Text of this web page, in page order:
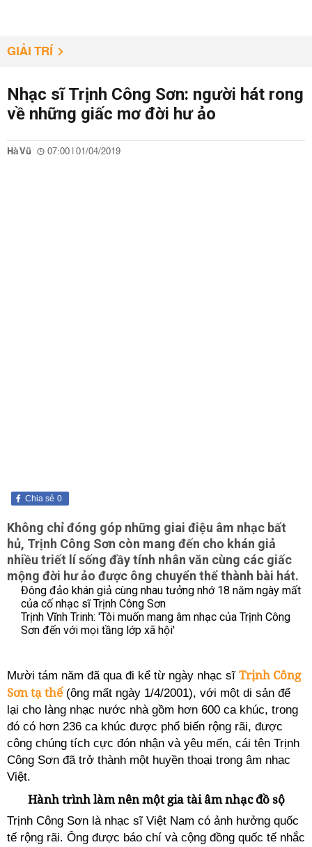
GIẢI TRÍ
Nhạc sĩ Trịnh Công Sơn: người hát rong
về những giấc mơ đời hư ảo
Hà Vũ 07:00 | 01/04/2019
0
Chia sẻ
Không chỉ đóng góp những giai điệu âm nhạc bất
hủ, Trịnh Công Sơn còn mang đến cho khán giả
nhiều triết lí sống đầy tính nhân văn cùng các giấc
mộng đời hư ảo được ông chuyển thể thành bài hát.
Đông đảo khán giả cùng nhau tưởng nhớ 18 năm ngày mất
của cố nhạc sĩ Trịnh Công Sơn
Trịnh Vĩnh Trinh: 'Tôi muốn mang âm nhạc của Trịnh Công
Sơn đến với mọi tầng lớp xã hội'
Mười tám năm đã qua đi kể từ ngày nhạc sĩ Trịnh Công
Sơn tạ thế (ông mất ngày 1/4/2001), với một di sản để
lại cho làng nhạc nước nhà gồm hơn 600 ca khúc, trong
đó có hơn 236 ca khúc được phổ biến rộng rãi, được
công chúng tích cực đón nhận và yêu mến, cái tên Trịnh
Công Sơn đã trở thành một huyền thoại trong âm nhạc
Việt.
Hành trình làm nên một gia tài âm nhạc đồ sộ
Trịnh Công Sơn là nhạc sĩ Việt Nam có ảnh hưởng quốc
tế rộng rãi. Ông được báo chí và cộng đồng quốc tế nhắc